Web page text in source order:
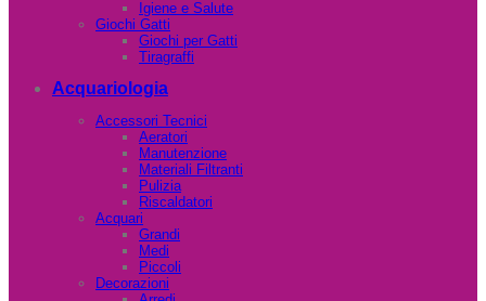
Igiene e Salute
Giochi Gatti
Giochi per Gatti
Tiragraffi
Acquariologia
Accessori Tecnici
Aeratori
Manutenzione
Materiali Filtranti
Pulizia
Riscaldatori
Acquari
Grandi
Medi
Piccoli
Decorazioni